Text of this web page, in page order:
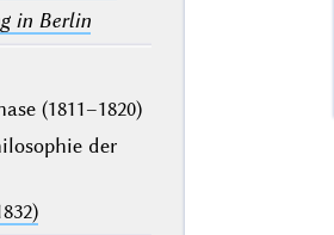
in Berlin
(1811–1820)
der